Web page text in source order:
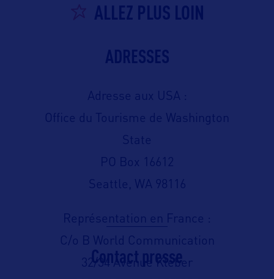
ALLEZ PLUS LOIN
ADRESSES
Adresse aux USA :
Office du Tourisme de Washington
State
PO Box 16612
Seattle, WA 98116
Représentation en France :
C/o B World Communication
32/34 Avenue Kléber
Contact presse